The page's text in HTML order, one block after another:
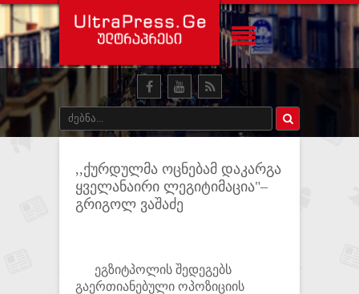
,,ქურდულმა ოცნებამ დაკარგა
ყველანაირი ლეგიტიმაცია"–
გრიგოლ ვაშაძე
ეგზიტპოლის შედეგებს
გაერთიანებული ოპოზიციის